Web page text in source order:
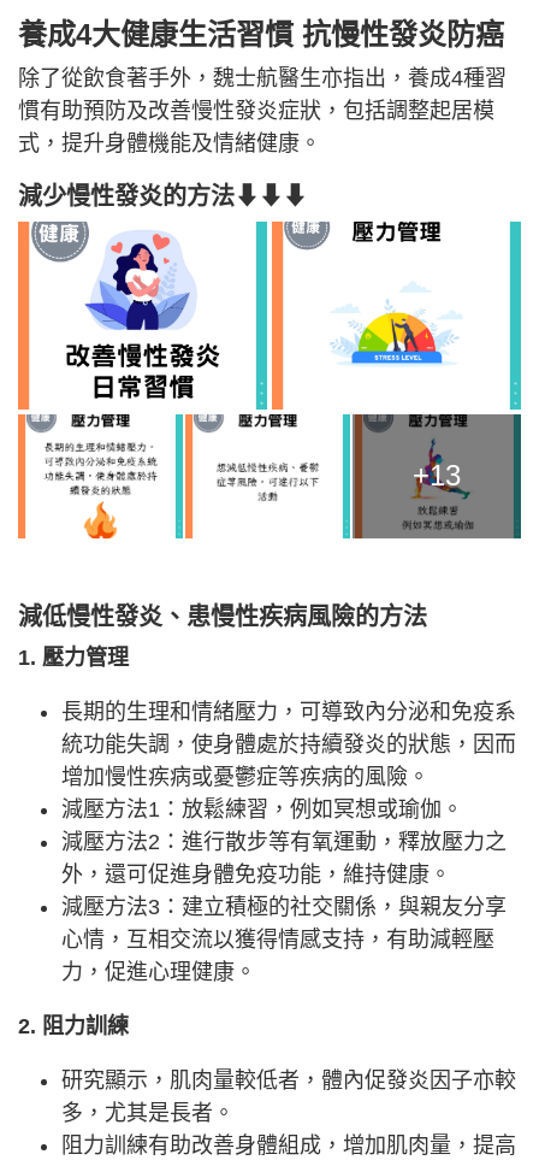
養成4大健康生活習慣 抗慢性發炎防癌
除了從飲食著手外，魏士航醫生亦指出，養成4種習
慣有助預防及改善慢性發炎症狀，包括調整起居模
式，提升身體機能及情緒健康。
減少慢性發炎的方法⬇⬇⬇
+13
減低慢性發炎、患慢性疾病風險的方法
1. 壓力管理
長期的生理和情緒壓力，可導致內分泌和免疫系
統功能失調，使身體處於持續發炎的狀態，因而
增加慢性疾病或憂鬱症等疾病的風險。
減壓方法1：放鬆練習，例如冥想或瑜伽。
減壓方法2：進行散步等有氧運動，釋放壓力之
外，還可促進身體免疫功能，維持健康。
減壓方法3：建立積極的社交關係，與親友分享
心情，互相交流以獲得情感支持，有助減輕壓
力，促進心理健康。
2. 阻力訓練
研究顯示，肌肉量較低者，體內促發炎因子亦較
多，尤其是長者。
阻力訓練有助改善身體組成，增加肌肉量，提高